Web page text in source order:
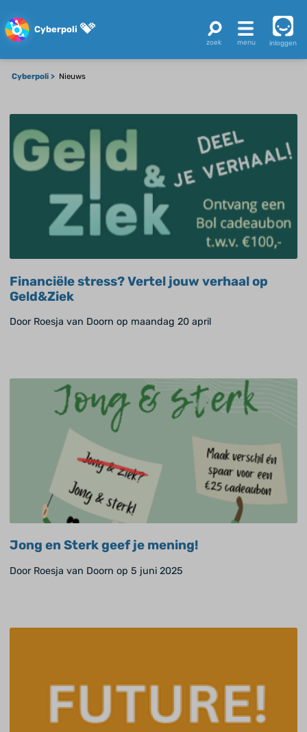
Cyberpoli
inloggen
Cyberpoli Nieuws
Financiële stress? Vertel jouw verhaal op
Geld&Ziek
Door Roesja van Doorn op maandag 20 april
Jong en Sterk geef je mening!
Door Roesja van Doorn op 5 juni 2025